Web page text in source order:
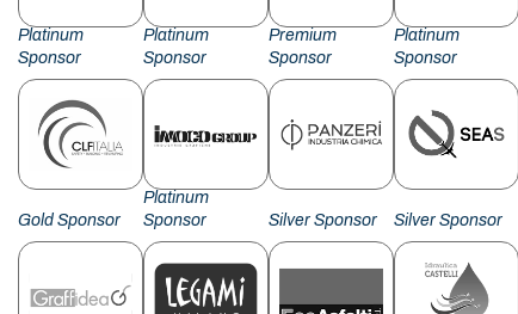
Platinum
Sponsor
Platinum
Sponsor
Premium
Sponsor
Platinum
Sponsor
Gold Sponsor
Platinum
Sponsor
Silver Sponsor Silver Sponsor